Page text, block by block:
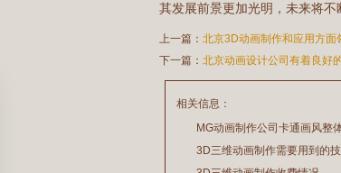
其发展前景更加光明，未来将不
上一篇： 北京3D动画制作和应用方面
下一篇： 北京动画设计公司有着良好
相关信息：
MG动画制作公司卡通画风整
2026/07/21
3D三维动画制作需要用到的